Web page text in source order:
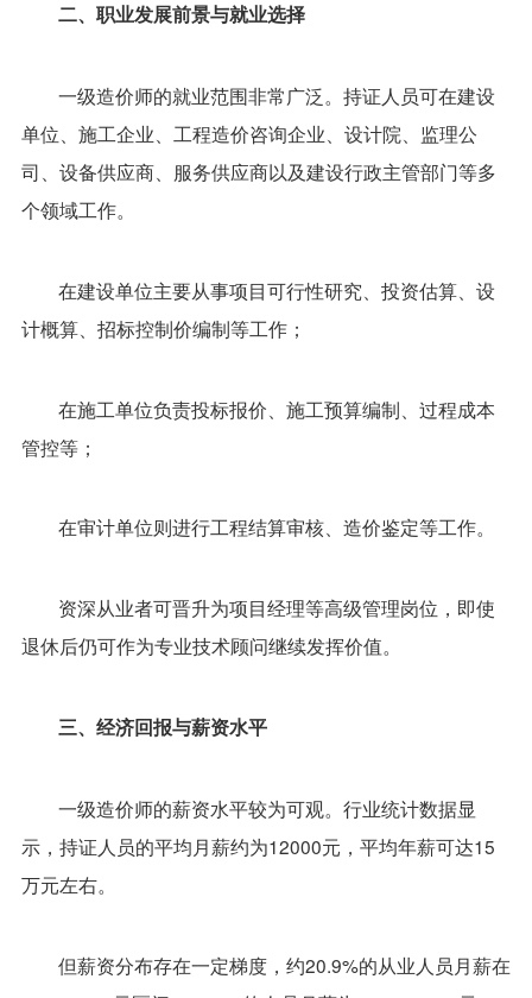
二、职业发展前景与就业选择
一级造价师的就业范围非常广泛。持证人员可在建设
单位、施工企业、工程造价咨询企业、设计院、监理公
司、设备供应商、服务供应商以及建设行政主管部门等多
个领域工作。
在建设单位主要从事项目可行性研究、投资估算、设
计概算、招标控制价编制等工作；
在施工单位负责投标报价、施工预算编制、过程成本
管控等；
在审计单位则进行工程结算审核、造价鉴定等工作。
资深从业者可晋升为项目经理等高级管理岗位，即使
退休后仍可作为专业技术顾问继续发挥价值。
三、经济回报与薪资水平
一级造价师的薪资水平较为可观。行业统计数据显
示，持证人员的平均月薪约为12000元，平均年薪可达15
万元左右。
但薪资分布存在一定梯度，约20.9%的从业人员月薪在